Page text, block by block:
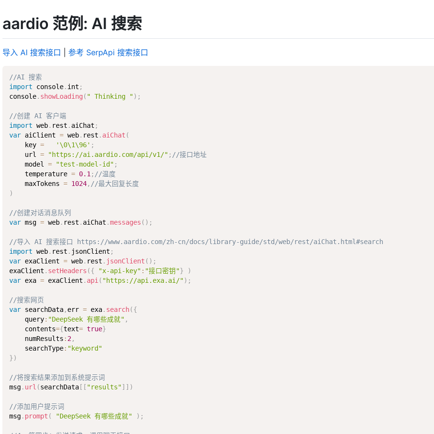
aardio 范例: AI 搜索
导入 AI 搜索接口 参考 SerpApi 搜索接口
//AI 搜索
import console. int ;
console. showLoading ( " Thinking ") ;
//创建 AI 客户端
import web. rest . aiChat ;
var aiClient = web. rest . aiChat (
    key
= '\0\1\96' ;
    url
= "https://ai.aardio.com/api/v1/" ; //接口地址
    model
= "test-model-id" ;
    temperature
= 0.1 ; //温度
    maxTokens
= 1024, //最大回复长度
)
//创建对话消息队列
var msg = web. rest . aiChat .messages ( ) ;
//导入 AI 搜索接口 https://www.aardio.com/zh-cn/docs/library-guide/std/web/rest/aiChat.html#search
import web. rest . jsonClient ;
var exaClient = web. rest . jsonClient ( ) ;
exaClient . setHeaders ({ "x-api-key" : "接口密钥"}
)
var exa = exaClient . api ( "https://api.exa.ai/") ;
//搜索网页
var searchData, err = exa. search({
    query
: "DeepSeek 有哪些成就" ,
    contents
={text= true}
    numResults
: 2,
    searchType
: "keyword"
})
//将搜索结果添加到系统提示词
msg. url (searchData[ [ "results"] ] )
//添加用户提示词
msg. prompt ( "DeepSeek 有哪些成就" ) ;